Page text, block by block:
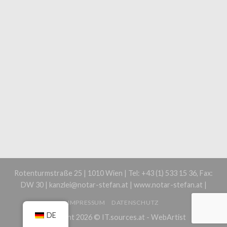
Rotenturmstraße 25 | 1010 Wien | Tel: +43 (1) 533 15 36, Fax:
DW 30 | kanzlei@notar-stefan.at | www.notar-stefan.at |
IMPRESSUM DATENSCHUTZ
Copyright 2026 © IT.sources.at - WebArtist
DE